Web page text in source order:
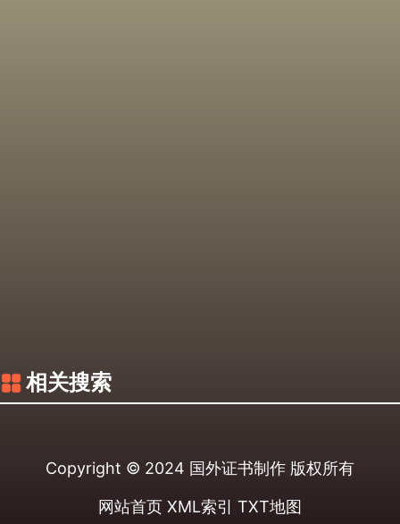
相关搜索
Copyright © 2024 国外证书制作 版权所有
网站首页 XML索引 TXT地图